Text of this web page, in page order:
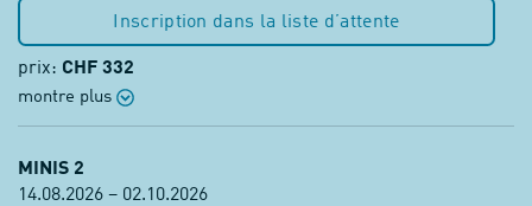
Inscription dans la liste d’attente
prix: CHF 332
montre plus
MINIS 2
14.08.2026 – 02.10.2026